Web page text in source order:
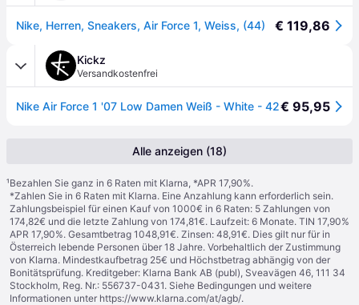
Nike, Herren, Sneakers, Air Force 1, Weiss, (44) € 119,86
Kickz
Versandkostenfrei
Nike Air Force 1 '07 Low Damen Weiß - White - 42€ 95,95
Alle anzeigen (18)
¹Bezahlen Sie ganz in 6 Raten mit Klarna, *APR 17,90%.
*Zahlen Sie in 6 Raten mit Klarna. Eine Anzahlung kann erforderlich sein.
Zahlungsbeispiel für einen Kauf von 1000€ in 6 Raten: 5 Zahlungen von
174,82€ und die letzte Zahlung von 174,81€. Laufzeit: 6 Monate. TIN 17,90%
APR 17,90%. Gesamtbetrag 1048,91€. Zinsen: 48,91€. Dies gilt nur für in
Österreich lebende Personen über 18 Jahre. Vorbehaltlich der Zustimmung
von Klarna. Mindestkaufbetrag 25€ und Höchstbetrag abhängig von der
Bonitätsprüfung. Kreditgeber: Klarna Bank AB (publ), Sveavägen 46, 111 34
Stockholm, Reg. Nr.: 556737-0431. Siehe Bedingungen und weitere
Informationen unter https://www.klarna.com/at/agb/.